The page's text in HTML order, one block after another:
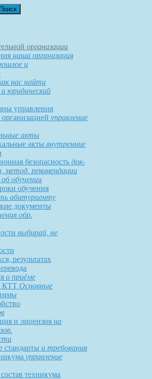
организации
наша организация
и
нас найти
и юридический
управления
организацией управление
акты
акты внутренние
безопасность док-
метод. рекомендации
об обучении
обучения
абитуриенту
документы
обр.
выбирай, не
результатах
о приёме
Основные
и лицензия на
стандарты и требования
управление
техникума